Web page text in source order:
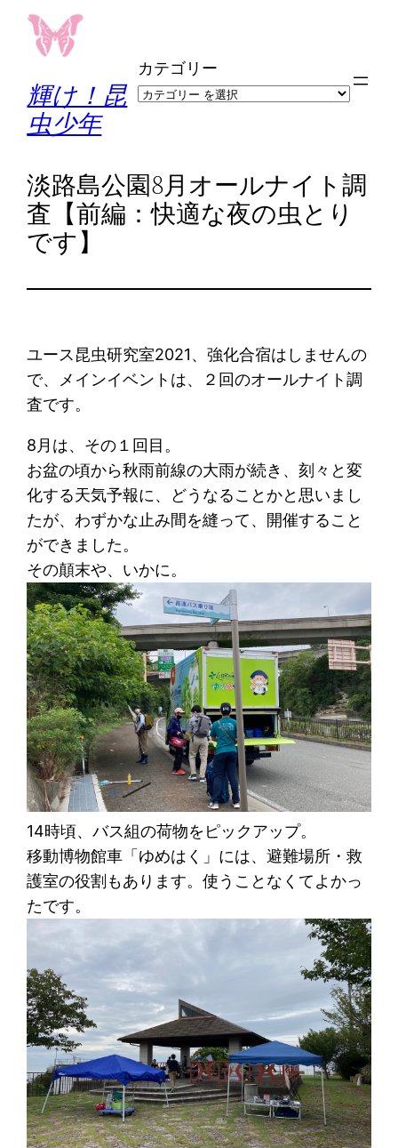
輝け！昆
虫少年
カテゴリー
淡路島公園8月オールナイト調
査【前編：快適な夜の虫とり
です】
ユース昆虫研究室2021、強化合宿はしませんの
で、メインイベントは、２回のオールナイト調
査です。
8月は、その１回目。
お盆の頃から秋雨前線の大雨が続き、刻々と変
化する天気予報に、どうなることかと思いまし
たが、わずかな止み間を縫って、開催すること
ができました。
その顛末や、いかに。
14時頃、バス組の荷物をピックアップ。
移動博物館車「ゆめはく」には、避難場所・救
護室の役割もあります。使うことなくてよかっ
たです。